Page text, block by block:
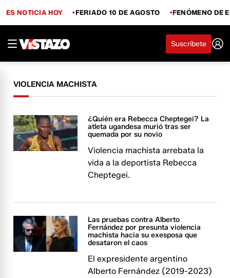
ES NOTICIA HOY FERIADO 10 DE AGOSTO FENÓMENO DE
Suscríbete
VIOLENCIA MACHISTA
¿Quién era Rebecca Cheptegei? La
atleta ugandesa murió tras ser
quemada por su novio
Violencia machista arrebata la
vida a la deportista Rebecca
Cheptegei.
Las pruebas contra Alberto
Fernández por presunta violencia
machista hacia su exesposa que
desataron el caos
El expresidente argentino
Alberto Fernández (2019-2023)